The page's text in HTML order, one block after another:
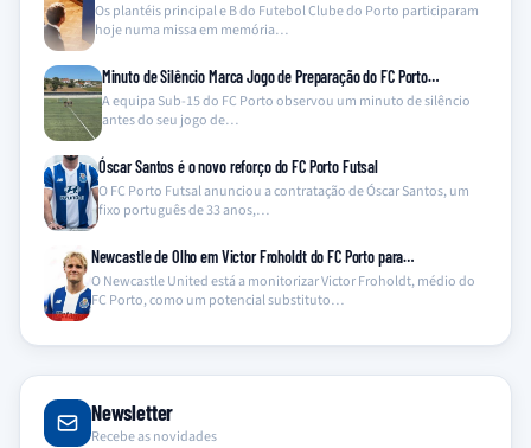
Os plantéis principal e B do Futebol Clube do Porto participaram
hoje numa missa em memória…
Minuto de Silêncio Marca Jogo de Preparação do FC Porto…
A equipa Sub-15 do FC Porto observou um minuto de silêncio
antes do seu jogo de…
Óscar Santos é o novo reforço do FC Porto Futsal
O FC Porto Futsal anunciou a contratação de Óscar Santos, um
fixo português de 33 anos,…
Newcastle de Olho em Victor Froholdt do FC Porto para…
O Newcastle United está a monitorizar Victor Froholdt, médio do
FC Porto, como um potencial substituto…
Newsletter
Recebe as novidades